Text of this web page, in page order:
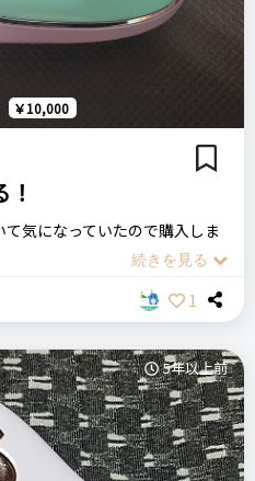
ナブルな価格で購入すること
器 家庭用脱毛器
商品を探す／
イン
(家族兼用もできる)
プラスでフォトフェイシャル
分で照射の間隔が空いてしま
確認すること
間に家で脱毛をすることで効
ングラスは必須です。
は、やはり家庭用なので出力
い分毎日やっても問題があり
で当ててい光より弱いため結
は半年しっかりと続けること
濃い部分は美意識は格段に上
年では実感することができませ
ますが、薄い毛には効果があ
と思います！
￥10,000
気になっていたので購入しま
のあるデザインで可愛いです。
と思いました。
属のサングラスがついていて
の疲れが軽減されて照射時楽
み式なのでコンパクトで場所
1
5年以上前